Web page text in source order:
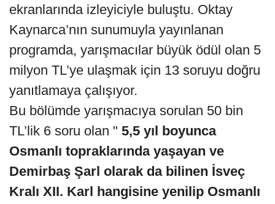
ekranlarında izleyiciyle buluştu. Oktay
Kaynarca’nın sunumuyla yayınlanan
programda, yarışmacılar büyük ödül olan 5
milyon TL’ye ulaşmak için 13 soruyu doğru
yanıtlamaya çalışıyor.
Bu bölümde yarışmacıya sorulan 50 bin
TL’lik 6 soru olan " 5,5 yıl boyunca
Osmanlı topraklarında yaşayan ve
Demirbaş Şarl olarak da bilinen İsveç
Kralı XII. Karl hangisine yenilip Osmanlı